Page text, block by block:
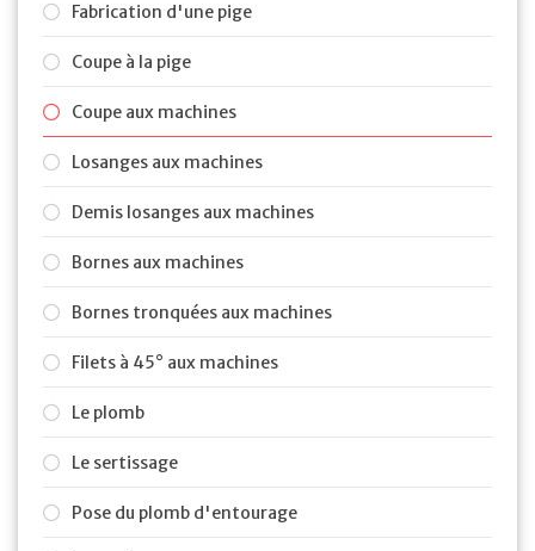
Fabrication d'une pige
Coupe à la pige
Coupe aux machines
Losanges aux machines
Demis losanges aux machines
Bornes aux machines
Bornes tronquées aux machines
Filets à 45° aux machines
Le plomb
Le sertissage
Pose du plomb d'entourage